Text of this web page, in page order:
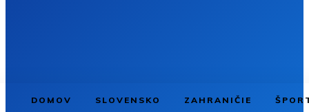
DOMOV SLOVENSKO ZAHRANIČIE